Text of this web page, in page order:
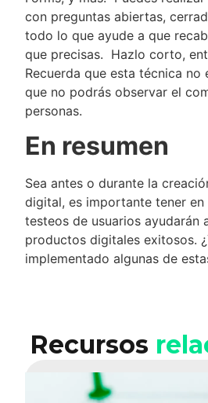
con preguntas abiertas,
todo lo que ayude a que
que precisas. Hazlo corto,
Recuerda que esta técnica no
que no podrás observar el
personas.
En resumen
Sea antes o durante la
digital, es importante tener en
testeos de usuarios ayudarán
productos digitales exitosos.
implementado algunas de
Recursos